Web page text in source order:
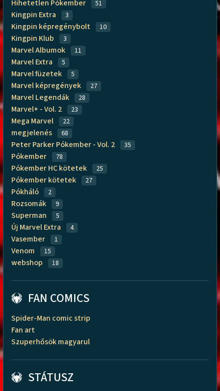
Hihetetlen Pókember 51
Kingpin Extra 3
Kingpin képregénybolt 10
Kingpin Klub 3
Marvel Albumok 11
Marvel Extra 5
Marvel füzetek 5
Marvel képregények 27
Marvel Legendák 28
Marvel+ - Vol. 2 23
Mega Marvel 22
megjelenés 68
Peter Parker Pókember - Vol. 2 35
Pókember 78
Pókember HC kötetek 25
Pókember kötetek 27
Pókháló 2
Rozsomák 9
Superman 5
Új Marvel Extra 4
Vasember 1
Venom 15
webshop 18
FAN COMICS
Spider-Man comic strip
Fan art
Szuperhősök magyarul
STÁTUSZ